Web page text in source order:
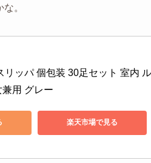
。
リッパ 個包装 30足セット 室内
用 グレー
楽天市場で見る